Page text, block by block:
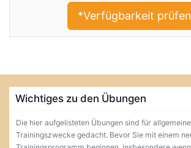
*Verfügbarkeit
Wichtiges zu den Übungen
Die hier aufgelisteten Übungen sind für
Trainingszwecke gedacht. Bevor Sie mit einem